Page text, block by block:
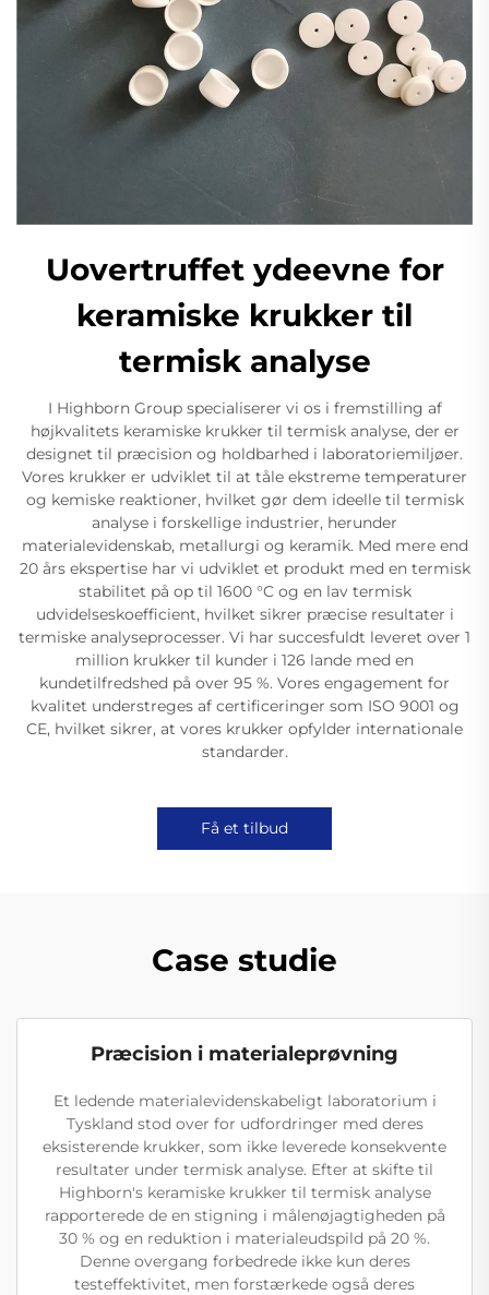
Uovertruffet ydeevne for
keramiske krukker til
termisk analyse
I Highborn Group specialiserer vi os i fremstilling af
højkvalitets keramiske krukker til termisk analyse, der er
designet til præcision og holdbarhed i laboratoriemiljøer.
Vores krukker er udviklet til at tåle ekstreme temperaturer
og kemiske reaktioner, hvilket gør dem ideelle til termisk
analyse i forskellige industrier, herunder
materialevidenskab, metallurgi og keramik. Med mere end
20 års ekspertise har vi udviklet et produkt med en termisk
stabilitet på op til 1600 °C og en lav termisk
udvidelseskoefficient, hvilket sikrer præcise resultater i
termiske analyseprocesser. Vi har succesfuldt leveret over 1
million krukker til kunder i 126 lande med en
kundetilfredshed på over 95 %. Vores engagement for
kvalitet understreges af certificeringer som ISO 9001 og
CE, hvilket sikrer, at vores krukker opfylder internationale
standarder.
Få et tilbud
Case studie
Præcision i materialeprøvning
Et ledende materialevidenskabeligt laboratorium i
Tyskland stod over for udfordringer med deres
eksisterende krukker, som ikke leverede konsekvente
resultater under termisk analyse. Efter at skifte til
Highborn's keramiske krukker til termisk analyse
rapporterede de en stigning i målenøjagtigheden på
30 % og en reduktion i materialeudspild på 20 %.
Denne overgang forbedrede ikke kun deres
testeffektivitet, men forstærkede også deres